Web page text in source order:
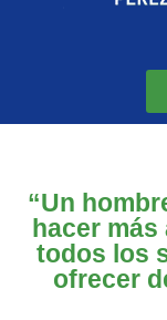
“Un
hacer más
todos los
ofrecer